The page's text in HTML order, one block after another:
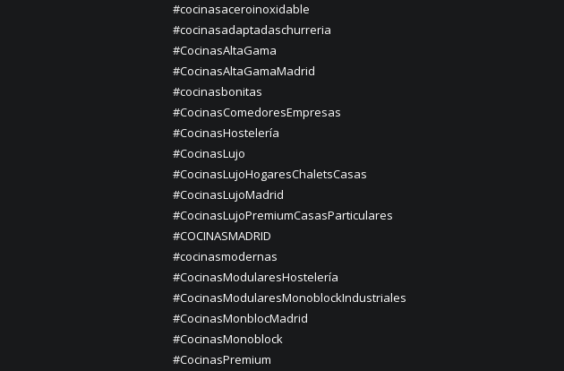
#cocinasaceroinoxidable
#cocinasadaptadaschurreria
#CocinasAltaGama
#CocinasAltaGamaMadrid
#cocinasbonitas
#CocinasComedoresEmpresas
#CocinasHostelería
#CocinasLujo
#CocinasLujoHogaresChaletsCasas
#CocinasLujoMadrid
#CocinasLujoPremiumCasasParticulares
#COCINASMADRID
#cocinasmodernas
#CocinasModularesHostelería
#CocinasModularesMonoblockIndustriales
#CocinasMonblocMadrid
#CocinasMonoblock
#CocinasPremium